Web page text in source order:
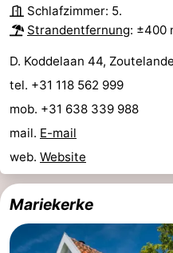
Schlafzimmer: 5.
Strandentfernung: ±400
D. Koddelaan 44, Zoutelande
tel. +31 118 562 999
mob. +31 638 339 988
mail. E-mail
web. Website
Mariekerke